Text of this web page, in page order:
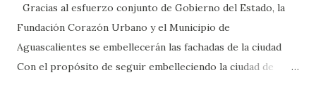
Gracias al esfuerzo conjunto de Gobierno del Estado, la
Fundación Corazón Urbano y el Municipio de
Aguascalientes se embellecerán las fachadas de la ciudad
Con el propósito de seguir embelleciendo la ciudad de